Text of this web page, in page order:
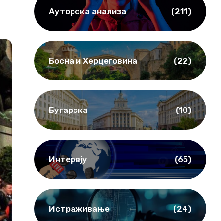
Ауторска анализа (211)
Босна и Херцеговина (22)
Бугарска (10)
Интервју (65)
Истраживање (24)